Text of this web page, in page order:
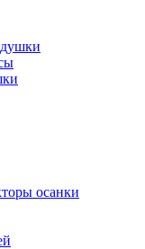
осанки